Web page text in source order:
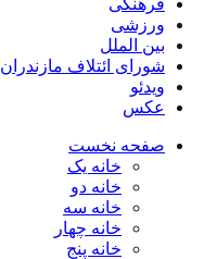
فرهنگی
ورزشی
بین الملل
شورای ائتلاف مازندران
ویدئو
عکس
صفحه نخست
خانه یک
خانه دو
خانه سه
خانه چهار
خانه پنج